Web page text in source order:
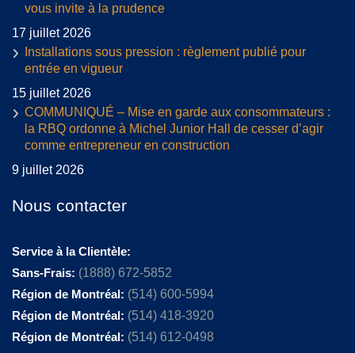
vous invite à la prudence
17 juillet 2026
Installations sous pression : règlement publié pour
entrée en vigueur
15 juillet 2026
COMMUNIQUÉ – Mise en garde aux consommateurs :
la RBQ ordonne à Michel Junior Hall de cesser d’agir
comme entrepreneur en construction
9 juillet 2026
Nous contacter
Service à la Clientèle:
Sans-Frais: (1888) 672-5852
Région de Montréal: (514) 600-5994
Région de Montréal: (514) 418-3920
Région de Montréal: (514) 612-0498